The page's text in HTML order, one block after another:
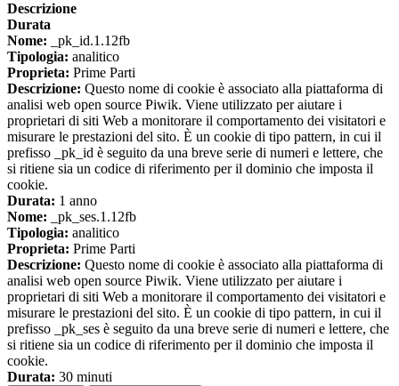
Descrizione
Durata
Nome: _pk_id.1.12fb
Tipologia: analitico
Proprieta: Prime Parti
Descrizione: Questo nome di cookie è associato alla piattaforma di
analisi web open source Piwik. Viene utilizzato per aiutare i
proprietari di siti Web a monitorare il comportamento dei visitatori e
misurare le prestazioni del sito. È un cookie di tipo pattern, in cui il
prefisso _pk_id è seguito da una breve serie di numeri e lettere, che
si ritiene sia un codice di riferimento per il dominio che imposta il
cookie.
Durata: 1 anno
Nome: _pk_ses.1.12fb
Tipologia: analitico
Proprieta: Prime Parti
Descrizione: Questo nome di cookie è associato alla piattaforma di
analisi web open source Piwik. Viene utilizzato per aiutare i
proprietari di siti Web a monitorare il comportamento dei visitatori e
misurare le prestazioni del sito. È un cookie di tipo pattern, in cui il
prefisso _pk_ses è seguito da una breve serie di numeri e lettere, che
si ritiene sia un codice di riferimento per il dominio che imposta il
cookie.
Durata: 30 minuti